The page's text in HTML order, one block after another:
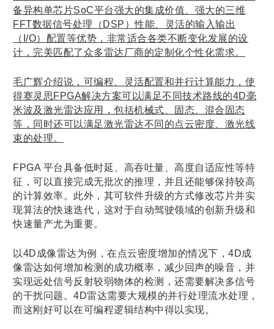
备异构单芯片SoC平台强大的集成价值、强大的三维
FFT数据信号处理（DSP）性能、灵活的输入输出
（I/O）配置等优势，非常适合各类不断变化发展的设
计，完美匹配了众多雷达厂商的定制化个性化需求。
毛广辉介绍说，可编程、灵活配置和并行计算能力，使
得赛灵思FPGA解决方案可以满足不同技术路线的4D毫
米波及激光雷达应用，包括机械式、固态、混合固态
等，同时还可以满足激光雷达不同的点云密度、激光线
束的处理。
FPGA 平台具备低时延、高吞吐量、高度自适应性等特
征，可以直接完成无批次的推理，并且还能够保持较高
的计算效率。此外，其可软件升级的方式修改芯片并实
现算法的快速迭代，这对于自动驾驶领域的创新升级和
快速量产尤为重要。
以4D成像雷达为例，在点云密度增加的情况下，4D成
像雷达如何增加检测的成功概率，减少回声的噪音，并
实现远处信号反射较弱物体的检测，还需要解决多信号
的干扰问题。4D雷达需要大规模的并行处理流水处理，
而这刚好可以在可编程逻辑结构中得以实现。